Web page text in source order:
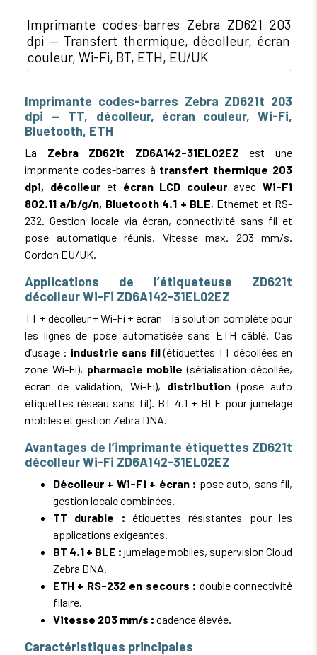
Imprimante codes-barres Zebra ZD621 203
dpi — Transfert thermique, décolleur, écran
couleur, Wi-Fi, BT, ETH, EU/UK
Imprimante codes-barres Zebra ZD621t 203
dpi — TT, décolleur, écran couleur, Wi-Fi,
Bluetooth, ETH
La Zebra ZD621t ZD6A142-31EL02EZ est une
imprimante codes-barres à transfert thermique 203
dpi, décolleuret écran LCD couleur avecWi-Fi
802.11 a/b/g/n, Bluetooth 4.1 + BLE, Ethernet et RS-
232. Gestion locale via écran, connectivité sans fil et
pose automatique réunis. Vitesse max. 203 mm/s.
Cordon EU/UK.
Applications de l’étiqueteuse ZD621t
décolleur Wi-Fi ZD6A142-31EL02EZ
TT + décolleur + Wi-Fi + écran = la solution complète pour
les lignes de pose automatisée sans ETH câblé. Cas
d’usage : industrie sans fil(étiquettes TT décollées en
zone Wi-Fi), pharmacie mobile (sérialisation décollée,
écran de validation, Wi-Fi), distribution(pose auto
étiquettes réseau sans fil). BT 4.1 + BLE pour jumelage
mobiles et gestion Zebra DNA.
Avantages de l’imprimante étiquettes ZD621t
décolleur Wi-Fi ZD6A142-31EL02EZ
Décolleur + Wi-Fi + écran : pose auto, sans fil,
gestion locale combinées.
TT durable : étiquettes résistantes pour les
applications exigeantes.
BT 4.1 + BLE : jumelage mobiles, supervision Cloud
Zebra DNA.
ETH + RS-232 en secours : double connectivité
filaire.
Vitesse 203 mm/s : cadence élevée.
Caractéristiques principales